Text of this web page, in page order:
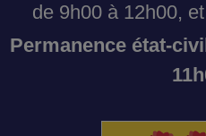
de 9h00 à 12h00,
Permanence état-